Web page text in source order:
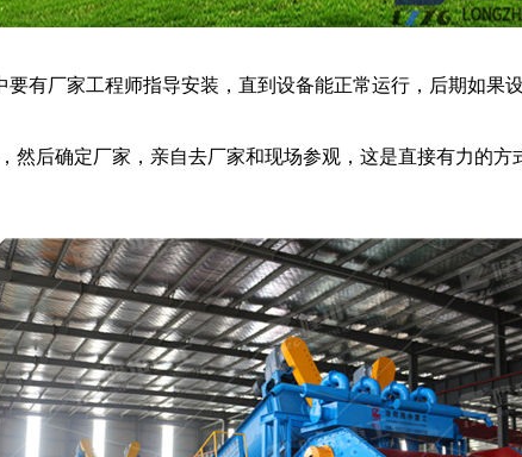
有厂家工程师指导安装，直到设备能正常运行，后期如果
后确定厂家，亲自去厂家和现场参观，这是直接有力的方